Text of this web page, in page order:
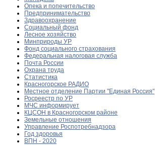
Опека и попечительство
Предпринимательство
Здравоохранение
Социальный фонд
Лесное хозяйство
Минприроды УР
Фонд социального страхования
Федеральная налоговая служба
Почта России
Охрана труда
Статистика
Красногорское РАДИО
Местное отделение Партии "Единая Россия"
Росреестр по УР
МЧС информирует
КЦСОН в Красногорском районе
Земельные отношения
Управление Роспотребнадзора
Год здоровья
ВПН - 2020